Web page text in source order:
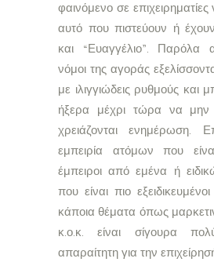
φαινόμενο σε
αυτό που πιστεύουν ή έχουν
και “Ευαγγέλιο”. Παρόλα
νόμοι της αγοράς
με ιλιγγιώδεις ρυθμούς και
ήξερα μέχρι τώρα να μην
χρειάζονται ενημέρωση.
εμπειρία ατόμων που
έμπειροι από εμένα ή
που είναι πιο
κάποια θέματα όπως
κ.ο.κ. είναι σίγουρα
απαραίτητη για την